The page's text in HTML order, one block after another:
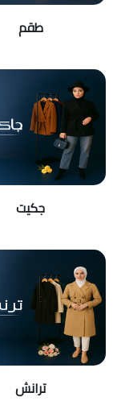
طقم
جكيت
ترانش